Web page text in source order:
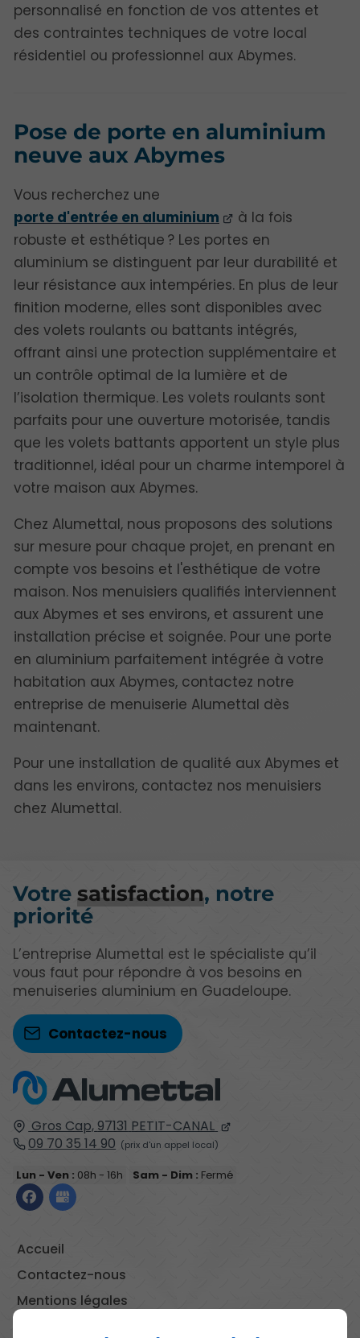
personnalisé en fonction de vos attentes et
des contraintes techniques de votre local
résidentiel ou professionnel aux Abymes.
Pose de porte en aluminium
neuve aux Abymes
Vous recherchez une
porte d'entrée en aluminium
à la fois
robuste et esthétique ? Les portes en
aluminium se distinguent par leur durabilité et
leur résistance aux intempéries. En plus de leur
finition moderne, elles sont disponibles avec
des volets roulants ou battants intégrés,
offrant ainsi une protection supplémentaire et
un contrôle optimal de la lumière et de
l’isolation thermique. Les volets roulants sont
parfaits pour une ouverture motorisée, tandis
que les volets battants apportent un style plus
traditionnel, idéal pour un charme intemporel à
votre maison aux Abymes.
Chez Alumettal, nous proposons des solutions
sur mesure pour chaque projet, en prenant en
compte vos besoins et l'esthétique de votre
maison. Nos menuisiers qualifiés interviennent
aux Abymes et ses environs, et assurent une
installation précise et soignée. Pour une porte
en aluminium parfaitement intégrée à votre
habitation aux Abymes, contactez notre
entreprise de menuiserie Alumettal dès
maintenant.
Pour une installation de qualité aux Abymes et
dans les environs, contactez nos menuisiers
chez Alumettal.
Gros Cap, 97131 PETIT-CANAL
09 70 35 14 90
Lun - Ven : 08h - 16h Sam - Dim : Fermé
Accueil
Contactez-nous
Mentions légales
Votre satisfaction, notre
priorité
L’entreprise Alumettal est le spécialiste qu’il
vous faut pour répondre à vos besoins en
menuiseries aluminium en Guadeloupe.
Contactez-nous